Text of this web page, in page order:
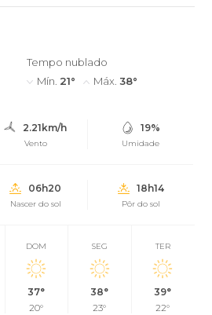
Tempo nublado
Mín. 21° Máx. 38°
2.21km/h
Vento
19%
Umidade
06h20
Nascer do sol
18h14
Pôr do sol
DOM
37°
20°
SEG
38°
23°
TER
39°
22°